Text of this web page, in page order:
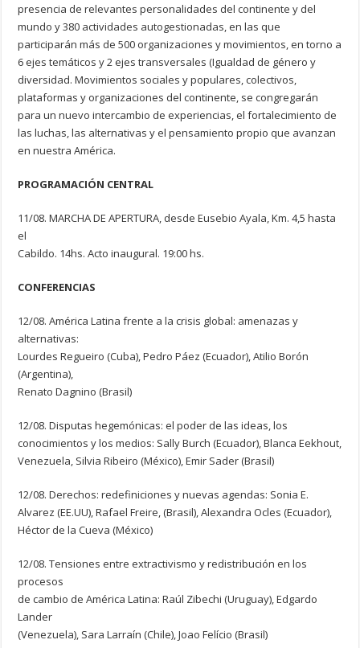
presencia de relevantes personalidades del continente y del
mundo y 380 actividades autogestionadas, en las que
participarán más de 500 organizaciones y movimientos, en torno a
6 ejes temáticos y 2 ejes transversales (Igualdad de género y
diversidad. Movimientos sociales y populares, colectivos,
plataformas y organizaciones del continente, se congregarán
para un nuevo intercambio de experiencias, el fortalecimiento de
las luchas, las alternativas y el pensamiento propio que avanzan
en nuestra América.
PROGRAMACIÓN CENTRAL
11/08. MARCHA DE APERTURA, desde Eusebio Ayala, Km. 4,5 hasta
el
Cabildo. 14hs. Acto inaugural. 19:00 hs.
CONFERENCIAS
12/08. América Latina frente a la crisis global: amenazas y
alternativas:
Lourdes Regueiro (Cuba), Pedro Páez (Ecuador), Atilio Borón
(Argentina),
Renato Dagnino (Brasil)
12/08. Disputas hegemónicas: el poder de las ideas, los
conocimientos y los medios: Sally Burch (Ecuador), Blanca Eekhout,
Venezuela, Silvia Ribeiro (México), Emir Sader (Brasil)
12/08. Derechos: redefiniciones y nuevas agendas: Sonia E.
Alvarez (EE.UU), Rafael Freire, (Brasil), Alexandra Ocles (Ecuador),
Héctor de la Cueva (México)
12/08. Tensiones entre extractivismo y redistribución en los
procesos
de cambio de América Latina: Raúl Zibechi (Uruguay), Edgardo
Lander
(Venezuela), Sara Larraín (Chile), Joao Felício (Brasil)